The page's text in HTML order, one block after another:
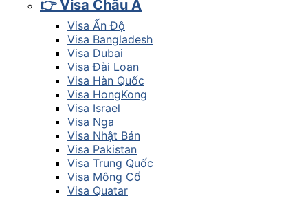
👉 Visa Châu Á
Visa Ấn Độ
Visa Bangladesh
Visa Dubai
Visa Đài Loan
Visa Hàn Quốc
Visa HongKong
Visa Israel
Visa Nga
Visa Nhật Bản
Visa Pakistan
Visa Trung Quốc
Visa Mông Cổ
Visa Quatar